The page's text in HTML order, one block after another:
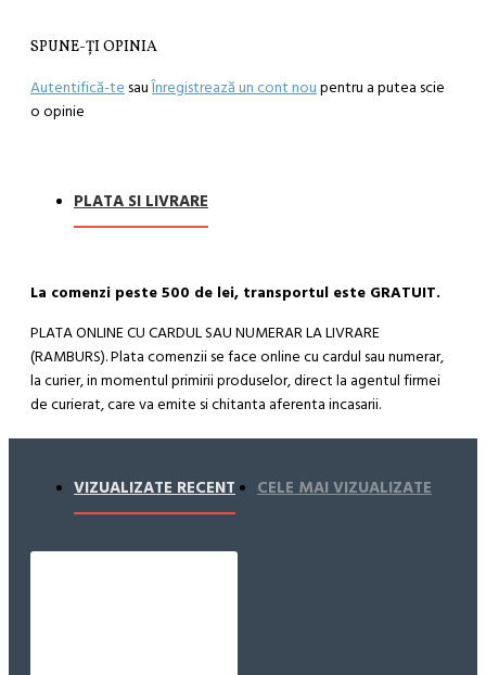
SPUNE-ŢI OPINIA
Autentifică-te sauÎnregistrează un cont nou pentru a putea scie
o opinie
PLATA SI LIVRARE
La comenzi peste 500 de lei, transportul este GRATUIT.
PLATA ONLINE CU CARDUL SAU NUMERAR LA LIVRARE
(RAMBURS). Plata comenzii se face online cu cardul sau numerar,
la curier, in momentul primirii produselor, direct la agentul firmei
de curierat, care va emite si chitanta aferenta incasarii.
Cum se face livrarea produselor:
Livrarea comenzii la adresa indicata de dvs. si este asigurata de
compania de curierat, care va livreaza comanda în decursul a 24-
plasata pana in ora 12:00 de luni pana vineri. In cazul in care
VIZUALIZATE RECENT CELE MAI VIZUALIZATE